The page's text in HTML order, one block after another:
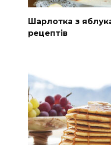
Шарлотка з
рецептів